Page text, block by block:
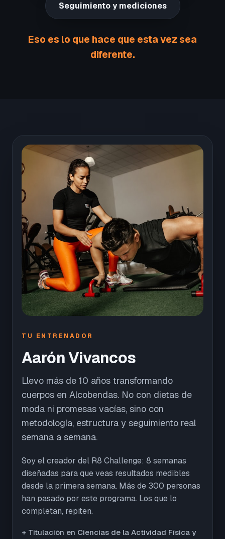
Seguimiento y mediciones
Eso es lo que hace que esta vez sea
diferente.
TU ENTRENADOR
Aarón Vivancos
Llevo más de 10 años transformando
cuerpos en Alcobendas. No con dietas de
moda ni promesas vacías, sino con
metodología, estructura y seguimiento real
semana a semana.
Soy el creador del R8 Challenge: 8 semanas
diseñadas para que veas resultados medibles
desde la primera semana. Más de 300 personas
han pasado por este programa. Los que lo
completan, repiten.
+ Titulación en Ciencias de la Actividad Física y